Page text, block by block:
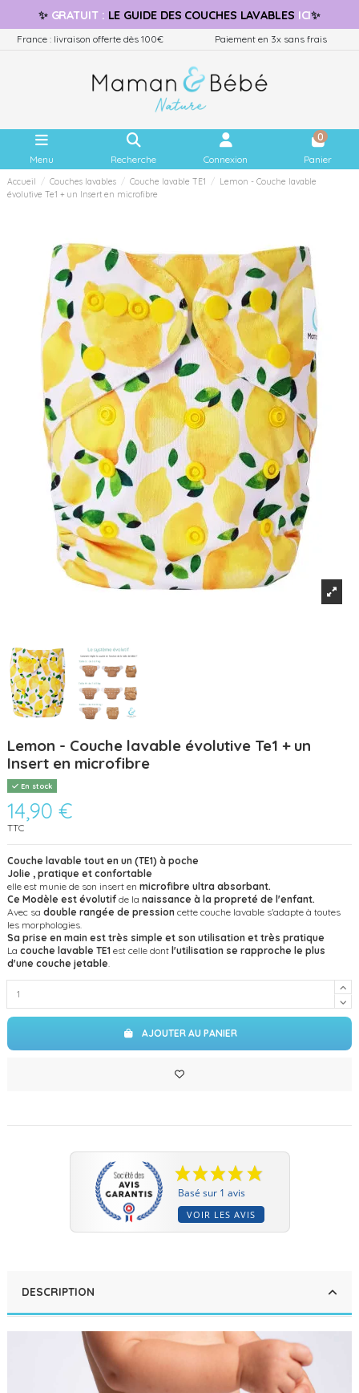
✨ GRATUIT: LE GUIDE DES COUCHES LAVABLES ICI✨
France : livraison offerte dès 100€ Paiement en 3x sans frais
Menu Recherche Connexion
0
Panier
Accueil Couches lavables Couche lavable TE1
Lemon - Couche lavable
évolutive Te1 + un Insert en microfibre
Lemon - Couche lavable évolutive Te1 + un
Insert en microfibre
En stock
14,90 €
TTC
Couche lavable tout en un (TE1) à poche
Jolie , pratique et confortable
elle est munie de son insert en microfibre ultra absorbant.
Ce Modèle est évolutif de la naissance à la propreté de l'enfant.
Avec sa double rangée de pression cette couche lavable s'adapte à toutes
les morphologies.
Sa prise en main est très simple et son utilisation et très pratique
La couche lavable TE1 est celle dont l'utilisation se rapproche le plus
d'une couche jetable
AJOUTER AU PANIER
Basé sur 1 avis
VOIR LES AVIS
DESCRIPTION